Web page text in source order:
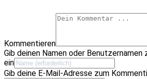
Kommentieren
Gib deinen Namen oder Benutzernamen
ein
Gib deine E-Mail-Adresse zum